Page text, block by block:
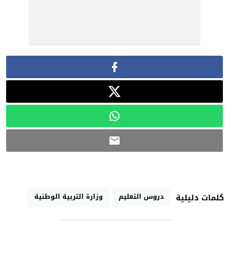
كلمات دليلية دروس التعليم وزارة التربية الوطنية